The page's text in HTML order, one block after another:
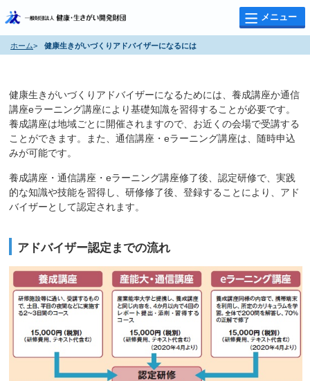
メニュー
ホーム> 健康生きがいづくりアドバイザーになるには
健康生きがいづくりアドバイザーになるためには、養成講座か通信
講座eラーニング講座により基礎知識を習得することが必要です。
養成講座は地域ごとに開催されますので、お近くの会場で受講する
ことができます。また、通信講座・eラーニング講座は、随時申込
みが可能です。
養成講座・通信講座・eラーニング講座修了後、認定研修で、実践
的な知識や技能を習得し、研修修了後、登録することにより、アド
バイザーとして認定されます。
アドバイザー認定までの流れ